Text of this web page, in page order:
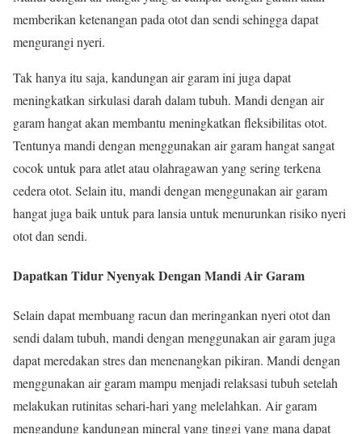
memberikan ketenangan pada otot dan sendi sehingga dapat
mengurangi nyeri.
Tak hanya itu saja, kandungan air garam ini juga dapat
meningkatkan sirkulasi darah dalam tubuh. Mandi dengan air
garam hangat akan membantu meningkatkan fleksibilitas otot.
Tentunya mandi dengan menggunakan air garam hangat sangat
cocok untuk para atlet atau olahragawan yang sering terkena
cedera otot. Selain itu, mandi dengan menggunakan air garam
hangat juga baik untuk para lansia untuk menurunkan risiko nyeri
otot dan sendi.
Dapatkan Tidur Nyenyak Dengan Mandi Air Garam
Selain dapat membuang racun dan meringankan nyeri otot dan
sendi dalam tubuh, mandi dengan menggunakan air garam juga
dapat meredakan stres dan menenangkan pikiran. Mandi dengan
menggunakan air garam mampu menjadi relaksasi tubuh setelah
melakukan rutinitas sehari-hari yang melelahkan. Air garam
mengandung kandungan mineral yang tinggi yang mana dapat